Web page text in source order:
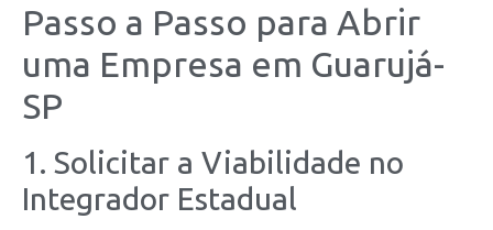
Passo a Passo para Abrir
uma Empresa em Guarujá-
SP
1. Solicitar a Viabilidade no
Integrador Estadual